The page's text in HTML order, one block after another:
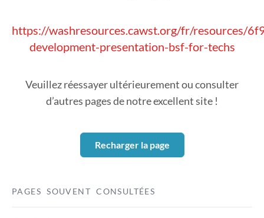
https://washresources.cawst.org/fr/resources/
development-presentation-bsf-for-techs
Veuillez réessayer ultérieurement ou consulter
d’autres pages de notre excellent site !
Recharger la page
PAGES SOUVENT CONSULTÉES